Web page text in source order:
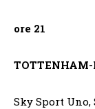
ore 21
TOTTENHAM-
Sky Sport Uno,